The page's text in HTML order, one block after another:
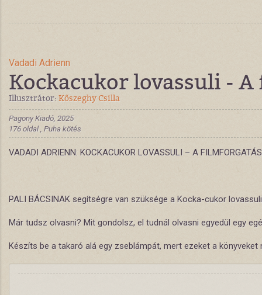
Vadadi Adrienn
Kockacukor lovassuli -
Illusztrátor: Kőszeghy Csilla
Pagony Kiadó, 2025
176 oldal , Puha kötés
VADADI ADRIENN: KOCKACUKOR LOVASSULI – A FILMFORGATÁS
PALI BÁCSINAK segítségre van szüksége a Kocka-cukor
Már tudsz olvasni? Mit gondolsz, el tudnál olvasni egye­dül egy
Készíts be a takaró alá egy zseblámpát, mert ezeket a